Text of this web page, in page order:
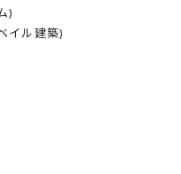
)
イル建築)